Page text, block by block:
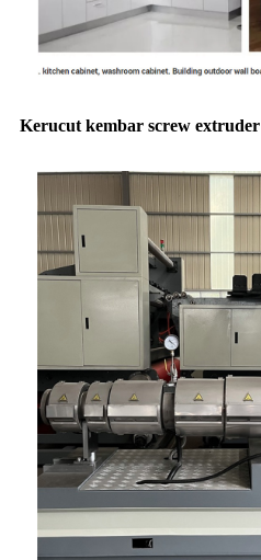
Kerucut kembar screw extruder